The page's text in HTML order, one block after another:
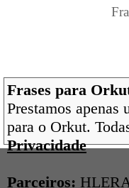
Frases para
Prestamos
para o Orkut.
Privacidade
Parceiros: